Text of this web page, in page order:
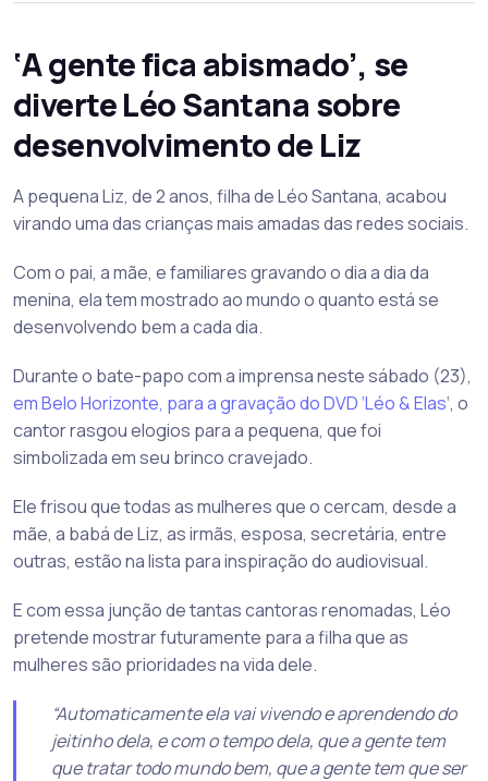
‘A gente fica abismado’, se
diverte Léo Santana sobre
desenvolvimento de Liz
A pequena Liz, de 2 anos, filha de Léo Santana, acabou
virando uma das crianças mais amadas das redes sociais.
Com o pai, a mãe, e familiares gravando o dia a dia da
menina, ela tem mostrado ao mundo o quanto está se
desenvolvendo bem a cada dia.
Durante o bate-papo com a imprensa neste sábado (23),
em Belo Horizonte, para a gravação do DVD ‘Léo & Elas‘, o
cantor rasgou elogios para a pequena, que foi
simbolizada em seu brinco cravejado.
Ele frisou que todas as mulheres que o cercam, desde a
mãe, a babá de Liz, as irmãs, esposa, secretária, entre
outras, estão na lista para inspiração do audiovisual.
E com essa junção de tantas cantoras renomadas, Léo
pretende mostrar futuramente para a filha que as
mulheres são prioridades na vida dele.
“Automaticamente ela vai vivendo e aprendendo do
jeitinho dela, e com o tempo dela, que a gente tem
que tratar todo mundo bem, que a gente tem que ser